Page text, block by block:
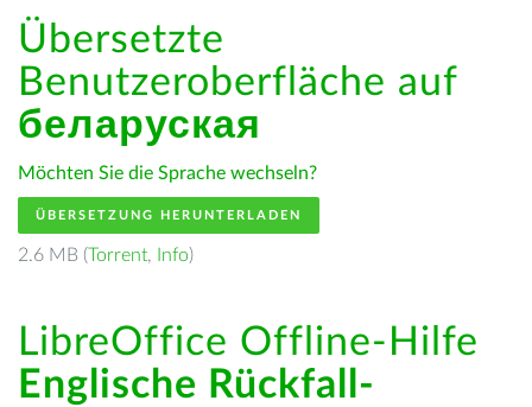
Übersetzte
Benutzeroberfläche auf
беларуская
Möchten Sie die Sprache wechseln?
ÜBERSETZUNG HERUNTERLADEN
2.6 MB (Torrent, Info)
LibreOffice Offline-Hilfe
Englische Rückfall-